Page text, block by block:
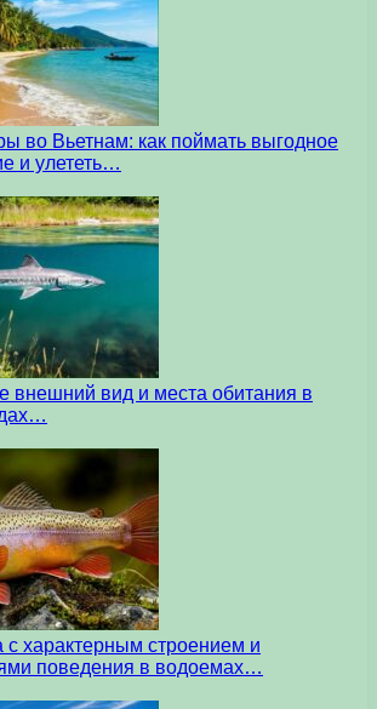
во Вьетнам: как поймать выгодное
и улететь…
внешний вид и места обитания в
характерным строением и
поведения в водоемах…